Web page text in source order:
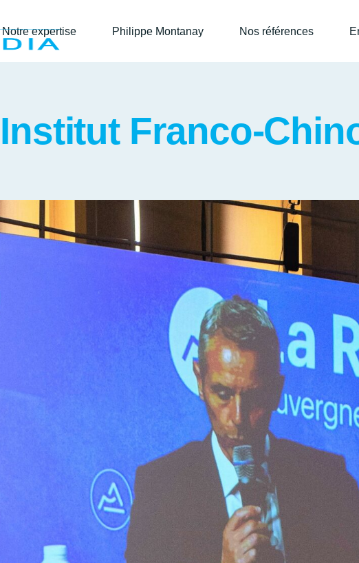
Notre expertise Philippe Montanay Nos références
Franco-